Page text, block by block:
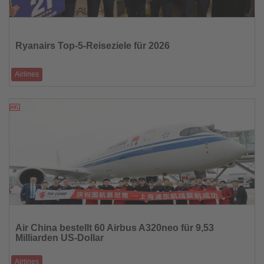
die
Nachrichten
Ryanairs Top-5-Reiseziele für 2026
Airlines
die
Nachrichten
Air China bestellt 60 Airbus A320neo für 9,53
Milliarden US-Dollar
Airlines